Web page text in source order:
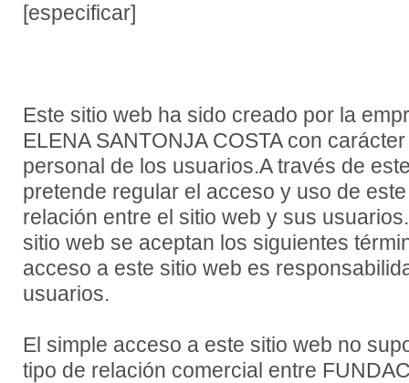
[especificar]
Este sitio web ha sido creado por la
ELENA SANTONJA COSTA con
personal de los usuarios.A través de
pretende regular el acceso y uso de
relación entre el sitio web y sus
sitio web se aceptan los siguientes
acceso a este sitio web es
usuarios.
El simple acceso a este sitio web no
tipo de relación comercial entre